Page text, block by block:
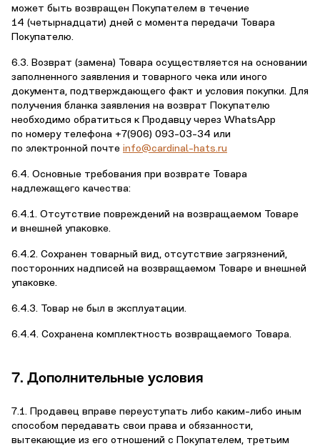
может быть возвращен Покупателем в течение
14 (четырнадцати) дней с момента передачи Товара
Покупателю.
6.3. Возврат (замена) Товара осуществляется на основании
заполненного заявления и товарного чека или иного
документа, подтверждающего факт и условия покупки. Для
получения бланка заявления на возврат Покупателю
необходимо обратиться к Продавцу через WhatsApp
по номеру телефона +7(906) 093-03-34 или
по электронной почте info@cardinal-hats.ru
6.4. Основные требования при возврате Товара
надлежащего качества:
6.4.1. Отсутствие повреждений на возвращаемом Товаре
и внешней упаковке.
6.4.2. Сохранен товарный вид, отсутствие загрязнений,
посторонних надписей на возвращаемом Товаре и внешней
упаковке.
6.4.3. Товар не был в эксплуатации.
6.4.4. Сохранена комплектность возвращаемого Товара.
7. Дополнительные условия
7.1. Продавец вправе переуступать либо каким-либо иным
способом передавать свои права и обязанности,
вытекающие из его отношений с Покупателем, третьим